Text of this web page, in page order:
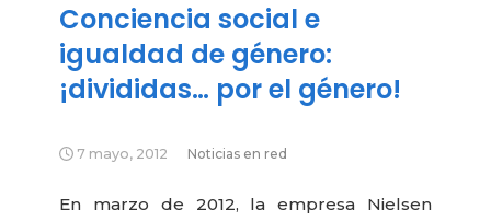
Conciencia social e
igualdad de género:
¡divididas… por el género!
7 mayo, 2012 Noticias en red
En marzo de 2012, la empresa Nielsen